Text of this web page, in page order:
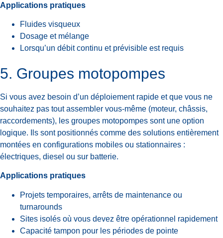
Applications pratiques
Fluides visqueux
Dosage et mélange
Lorsqu’un débit continu et prévisible est requis
5. Groupes motopompes
Si vous avez besoin d’un déploiement rapide et que vous ne
souhaitez pas tout assembler vous-même (moteur, châssis,
raccordements), les groupes motopompes sont une option
logique. Ils sont positionnés comme des solutions entièrement
montées en configurations mobiles ou stationnaires :
électriques, diesel ou sur batterie.
Applications pratiques
Projets temporaires, arrêts de maintenance ou
turnarounds
Sites isolés où vous devez être opérationnel rapidement
Capacité tampon pour les périodes de pointe